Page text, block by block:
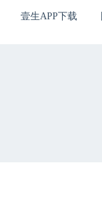
壹生APP下载